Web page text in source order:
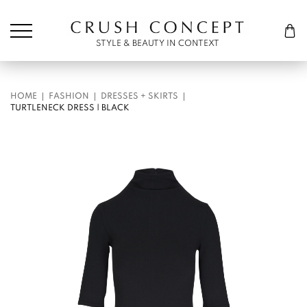
Cart
STYLE & BEAUTY IN CONTEXT
HOME FASHION
DRESSES + SKIRTS
TURTLENECK DRESS | BLACK